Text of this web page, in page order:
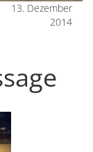
13. Dezember
2014